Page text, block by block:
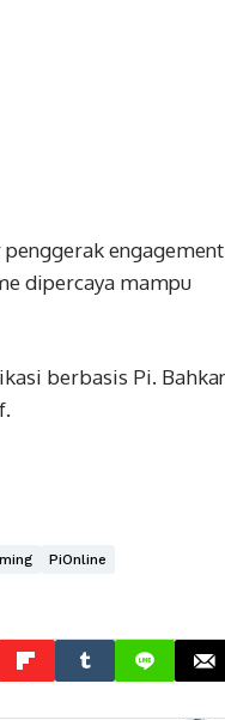
engagement
dipercaya mampu
berbasis Pi.
PiOnline